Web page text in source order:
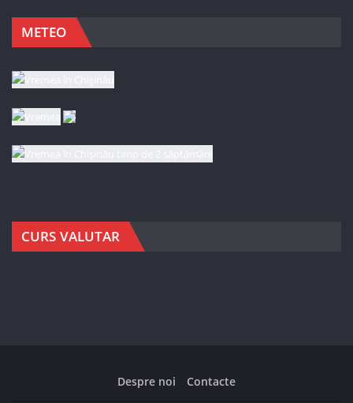
METEO
CURS VALUTAR
Despre noi Contacte